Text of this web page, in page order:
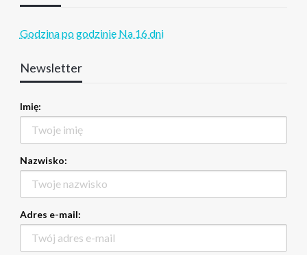
Godzina po godzinie Na 16 dni
Newsletter
Imię:
Nazwisko:
Adres e-mail: